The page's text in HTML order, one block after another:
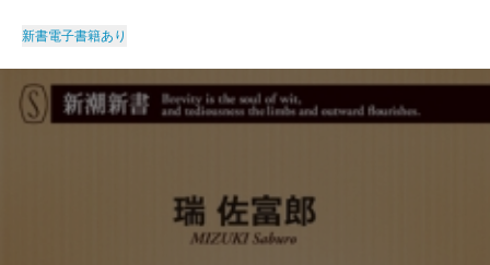
新書電子書籍あり